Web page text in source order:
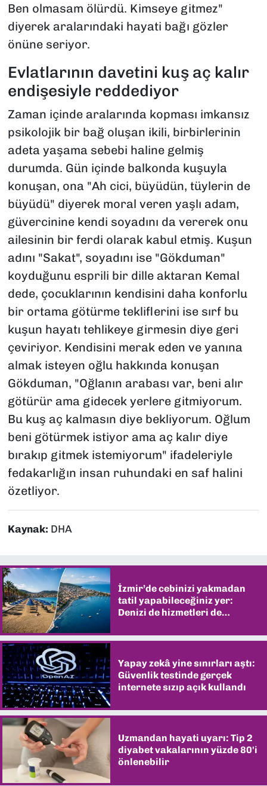
Ben olmasam ölürdü. Kimseye gitmez"
diyerek aralarındaki hayati bağı gözler
önüne seriyor.
Evlatlarının davetini kuş aç kalır
endişesiyle reddediyor
Zaman içinde aralarında kopması imkansız
psikolojik bir bağ oluşan ikili, birbirlerinin
adeta yaşama sebebi haline gelmiş
durumda. Gün içinde balkonda kuşuyla
konuşan, ona "Ah cici, büyüdün, tüylerin de
büyüdü" diyerek moral veren yaşlı adam,
güvercinine kendi soyadını da vererek onu
ailesinin bir ferdi olarak kabul etmiş. Kuşun
adını "Sakat", soyadını ise "Gökduman"
koyduğunu esprili bir dille aktaran Kemal
dede, çocuklarının kendisini daha konforlu
bir ortama götürme tekliflerini ise sırf bu
kuşun hayatı tehlikeye girmesin diye geri
çeviriyor. Kendisini merak eden ve yanına
almak isteyen oğlu hakkında konuşan
Gökduman, "Oğlanın arabası var, beni alır
götürür ama gidecek yerlere gitmiyorum.
Bu kuş aç kalmasın diye bekliyorum. Oğlum
beni götürmek istiyor ama aç kalır diye
bırakıp gitmek istemiyorum" ifadeleriyle
fedakarlığın insan ruhundaki en saf halini
özetliyor.
Kaynak: DHA
İzmir’de cebinizi yakmadan
tatil yapabileceğiniz yer:
Denizi de hizmetleri de
Yapay zekâ yine sınırları aştı:
Güvenlik testinde gerçek
internete sızıp açık kullandı
Uzmandan hayati uyarı: Tip 2
diyabet vakalarının yüzde 80'i
önlenebilir